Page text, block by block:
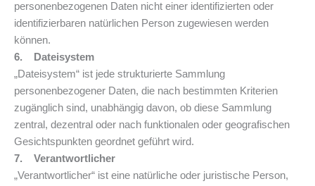
personenbezogenen Daten nicht einer identifizierten oder
identifizierbaren natürlichen Person zugewiesen werden
können.
6. Dateisystem
„Dateisystem“ ist jede strukturierte Sammlung
personenbezogener Daten, die nach bestimmten Kriterien
zugänglich sind, unabhängig davon, ob diese Sammlung
zentral, dezentral oder nach funktionalen oder geografischen
Gesichtspunkten geordnet geführt wird.
7. Verantwortlicher
„Verantwortlicher“ ist eine natürliche oder juristische Person,